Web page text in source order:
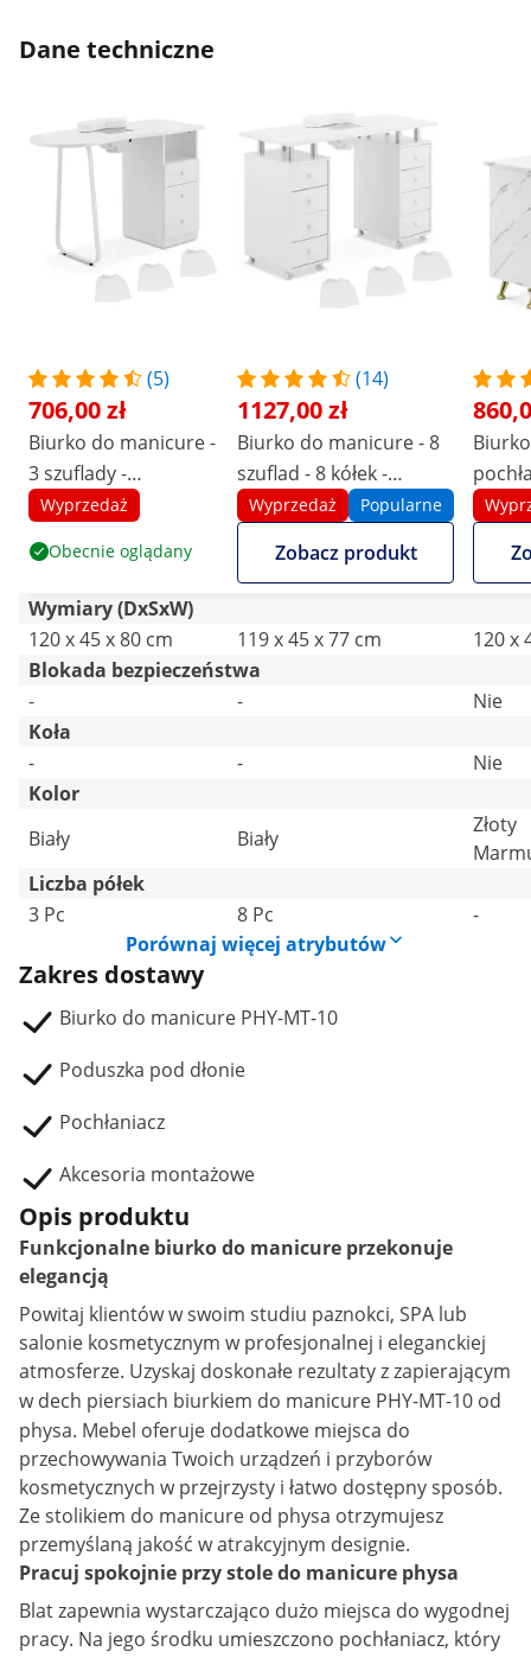
Dane techniczne
(5)
706,00 zł
Biurko do manicure -
3 szuflady -
pochłaniacz
Wyprzedaż
Obecnie oglądany
(14)
1127,00 zł
Biurko do manicure - 8
szuflad - 8 kółek -
pochłaniacz
Wyprzedaż Popularne
Zobacz produkt
dłonie
Wymiary (DxSxW)
120 x 45 x 80 cm
119 x 45 x 77 cm
120 x
Blokada bezpieczeństwa
-
-
Nie
Koła
-
-
Nie
Kolor
Biały
Biały
Złoty
Liczba półek
3 Pc
8 Pc
-
Porównaj więcej atrybutów
Zakres dostawy
Biurko do manicure PHY-MT-10
Poduszka pod dłonie
Pochłaniacz
Akcesoria montażowe
Opis produktu
Funkcjonalne biurko do manicure przekonuje
elegancją
Powitaj klientów w swoim studiu paznokci, SPA lub
salonie kosmetycznym w profesjonalnej i eleganckiej
atmosferze. Uzyskaj doskonałe rezultaty z zapierającym
w dech piersiach biurkiem do manicure PHY-MT-10 od
physa. Mebel oferuje dodatkowe miejsca do
przechowywania Twoich urządzeń i przyborów
kosmetycznych w przejrzysty i łatwo dostępny sposób.
Ze stolikiem do manicure od physa otrzymujesz
przemyślaną jakość w atrakcyjnym designie.
Pracuj spokojnie przy stole do manicure physa
Blat zapewnia wystarczająco dużo miejsca do wygodnej
pracy. Na jego środku umieszczono pochłaniacz, który